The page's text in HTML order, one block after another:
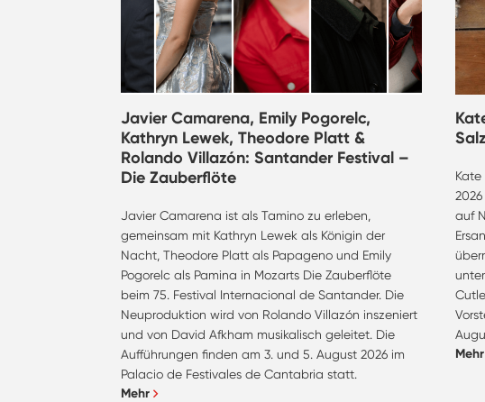
Javier Camarena, Emily Pogorelc,
Kathryn Lewek, Theodore Platt &
Rolando Villazón: Santander Festival –
Die Zauberflöte
Javier Camarena ist als Tamino zu erleben,
gemeinsam mit Kathryn Lewek als Königin der
Nacht, Theodore Platt als Papageno und Emily
Pogorelc als Pamina in Mozarts Die Zauberflöte
beim 75. Festival Internacional de Santander. Die
Neuproduktion wird von Rolando Villazón inszeniert
und von David Afkham musikalisch geleitet. Die
Aufführungen finden am 3. und 5. August 2026 im
Palacio de Festivales de Cantabria statt.
Mehr
Kate
auf